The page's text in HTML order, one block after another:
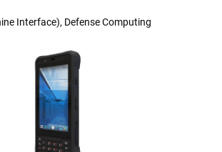
Interface), Defense Computing